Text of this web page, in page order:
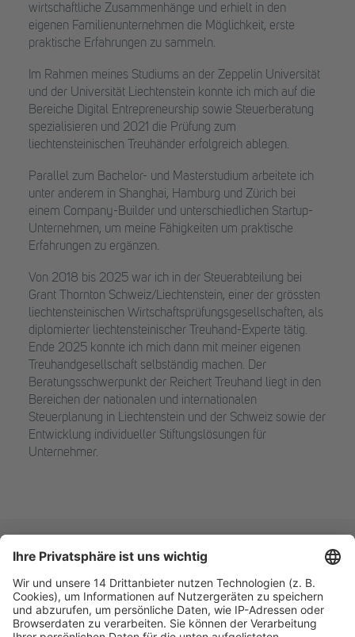
wirtschaftliche Zusammenhänge und erhielt in den
eigenen Familienunternehmen die Möglichkeit, erste
praktische Erfahrungen zu sammeln.
Im Rahmen meines Studiums an der Zeppelin Universität
und der Universität Liechtenstein konnte ich mich auf die
Bereiche Digital Entrepreneurship sowie Steuerberatung
spezialisieren und 2021 die Prüfung zum
liechtensteinischen Treuhänder erfolgreich ablegen.
Parallel zum Bachelor- und Masterstudium arbeitete ich
unter anderem in Shanghai, Hamburg und Zürich bei
einem Company-Builder und unterschiedlichen Startup-
Unternehmen, um meine Fähigkeiten um praktische
Erfahrungen zu ergänzen.
Von 2018 bis 2025 war ich in der Steuerabteilung bei
Grant Thornton Schweiz/Liechtenstein, einer der grössten
liechtensteinischen Wirtschaftsprüfungsgesellschaften, als
diplomierter liechtensteinischer Treuhand-Experte tätig.
Ende 2025 konnte ich mich dann mit meiner eigenen
Treuhandgesellschaft selbständig machen. Der
Beratungsschwerpunkt der Reichert Treuhand liegt in den
Bereichen der nationalen und internationalen
Steuerplanung in Liechtenstein und der Schweiz sowie der
Entwicklung individueller Stiftungslösungen für
Unternehmer.